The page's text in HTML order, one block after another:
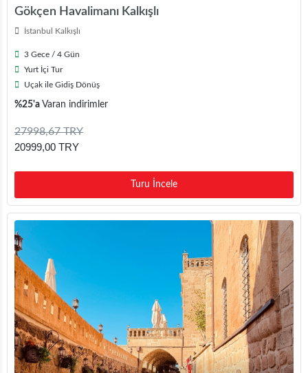
Gökçen Havalimanı Kalkışlı
İstanbul Kalkışlı
3 Gece / 4 Gün
Yurt İçi Tur
Uçak ile Gidiş Dönüş
%25'a Varan indirimler
27998,67 TRY
20999,00 TRY
Turu İncele